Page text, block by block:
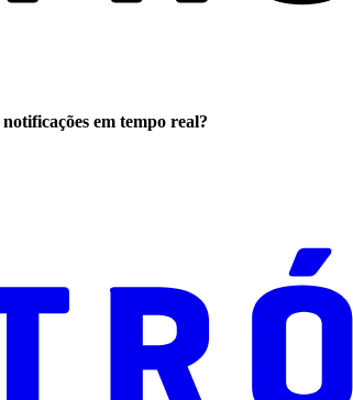
notificações em tempo real?